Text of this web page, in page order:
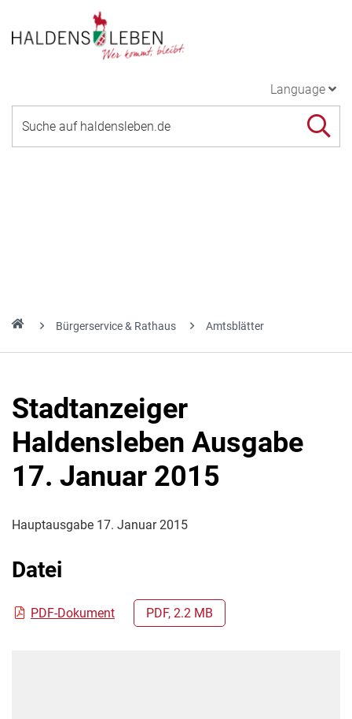
Language
Bürgerservice & Rathaus Amtsblätter
Stadtanzeiger
Haldensleben Ausgabe
17. Januar 2015
Hauptausgabe 17. Januar 2015
Datei
PDF-Dokument PDF, 2.2 MB